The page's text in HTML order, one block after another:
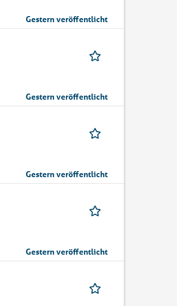
Gestern veröffentlicht
Gestern veröffentlicht
Gestern veröffentlicht
Gestern veröffentlicht